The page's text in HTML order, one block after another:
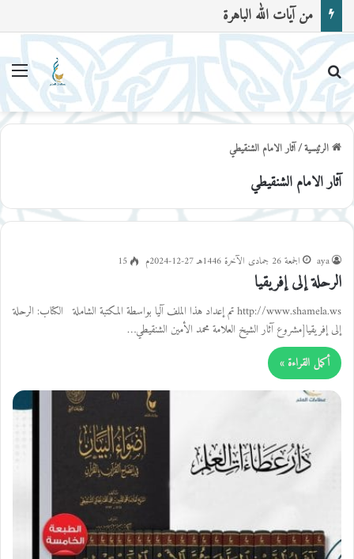
من آيات الله الباهرة
بحث عن
الرئيسية/آثار الامام الشنقيطي
آثار الامام الشنقيطي
aya الجمعة 26 جمادى الآخرة 1446هـ 27-12-2024م 15
الرحلة إلى إفريقيا
http://www.shamela.ws تم إعداد هذا الملف آليا بواسطة المكتبة الشاملة الكتاب: الرحلة
إلى إفريقيا[مشروع آثار الشيخ العلامة محمد الأمين الشنقيطي…
أكمل القراءة »